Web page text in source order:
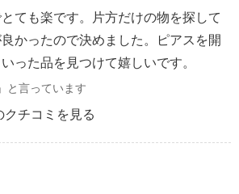
ても楽です。片方だけの物を探して
かったので決めました。ピアスを開
った品を見つけて嬉しいです。
と言っています
クチコミを見る